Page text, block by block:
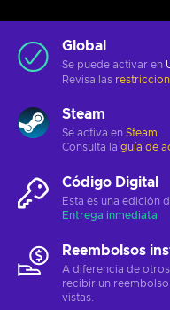
Global
Se puede activar en
Revisa las
Steam
Se activa en Steam
Consulta la guía de
Código Digital
Esta es una edición
Entrega inmediata
Reembolsos
A diferencia de
recibir un
vistas.